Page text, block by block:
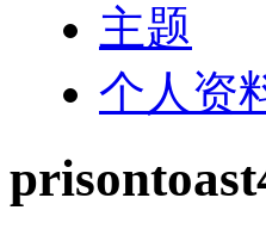
主题
个人资